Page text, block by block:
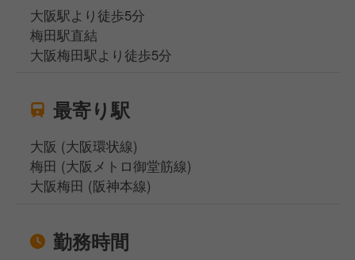
大阪駅より徒歩5分
梅田駅直結
大阪梅田駅より徒歩5分
最寄り駅
大阪 (大阪環状線)
梅田 (大阪メトロ御堂筋線)
大阪梅田 (阪神本線)
勤務時間